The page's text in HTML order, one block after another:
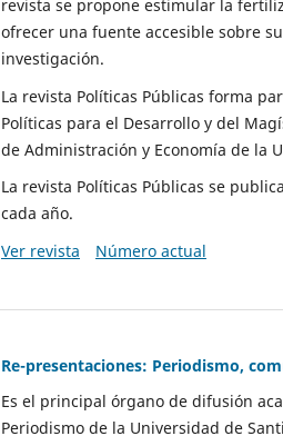
revista se propone estimular la
ofrecer una fuente accesible sobre
investigación.
La revista Políticas Públicas forma
Políticas para el Desarrollo y del
de Administración y Economía de la
La revista Políticas Públicas se
cada año.
Ver revista
Número actual
Re-presentaciones: Periodismo,
Es el principal órgano de difusión
Periodismo de la Universidad de